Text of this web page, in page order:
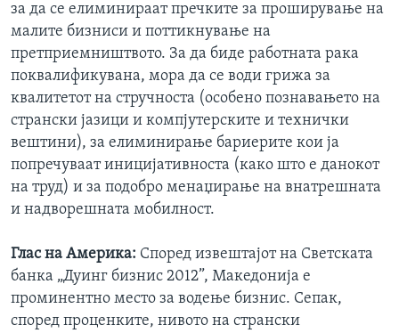
за да се елиминираат пречките за проширување на
малите бизниси и поттикнување на
претприемништвото. За да биде работната рака
поквалификувана, мора да се води грижа за
квалитетот на стручноста (особено познавањето на
странски јазици и компјутерските и технички
вештини), за елиминирање бариерите кои ја
попречуваат иницијативноста (како што е данокот
на труд) и за подобро менаџирање на внатрешната
и надворешната мобилност.
Глас на Америка: Според извештајот на Светската
банка „Дуинг бизнис 2012”, Македонија е
проминентно место за водење бизнис. Сепак,
според проценките, нивото на странски